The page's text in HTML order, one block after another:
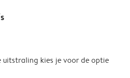
uitstraling kies je voor de optie